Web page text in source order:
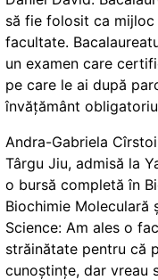
să fie folosit ca mijloc
facultate.
un examen care
pe care le ai după
învățământ obligatoriu
Andra-Gabriela
Târgu Jiu, admisă la
o bursă completă în
Biochimie Moleculară
Science: Am ales o
străinătate pentru că
cunoștințe, dar vreau